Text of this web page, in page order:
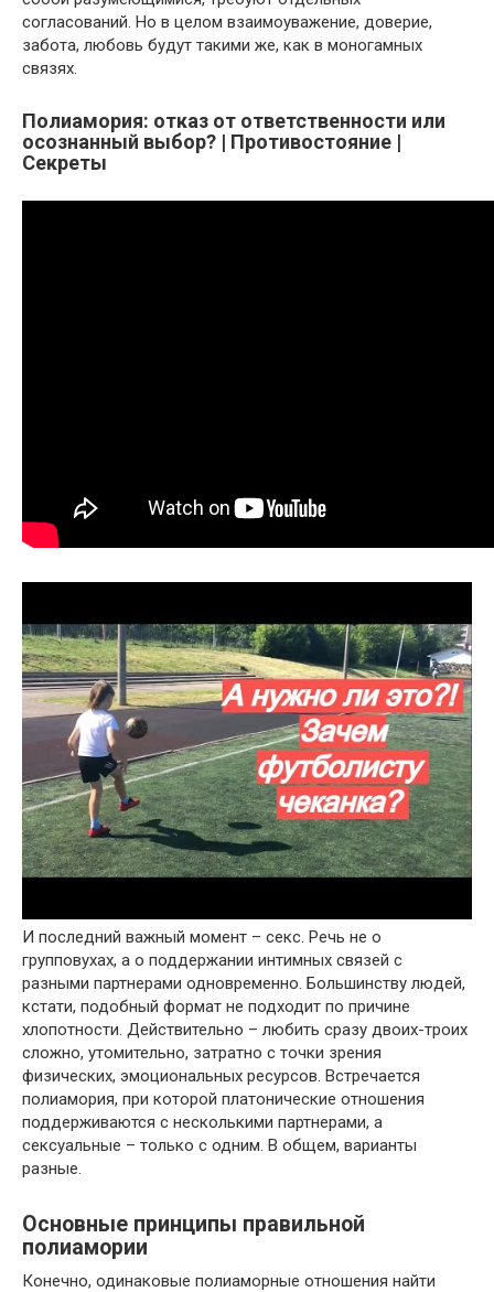
согласований. Но в целом взаимоуважение, доверие,
забота, любовь будут такими же, как в моногамных
связях.
Полиамория: отказ от ответственности или
осознанный выбор? | Противостояние |
Секреты
И последний важный момент – секс. Речь не о
групповухах, а о поддержании интимных связей с
разными партнерами одновременно. Большинству людей,
кстати, подобный формат не подходит по причине
хлопотности. Действительно – любить сразу двоих-троих
сложно, утомительно, затратно с точки зрения
физических, эмоциональных ресурсов. Встречается
полиамория, при которой платонические отношения
поддерживаются с несколькими партнерами, а
сексуальные – только с одним. В общем, варианты
разные.
Основные принципы правильной
полиамории
Конечно, одинаковые полиаморные отношения найти